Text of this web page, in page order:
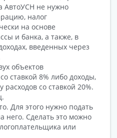
АвтоУСН не нужно
налог
на основе
и банка, а также, в
введенных через
объектов
ставкой 8% либо доходы,
со ставкой 20%.
Для этого нужно подать
него. Сделать это можно
или